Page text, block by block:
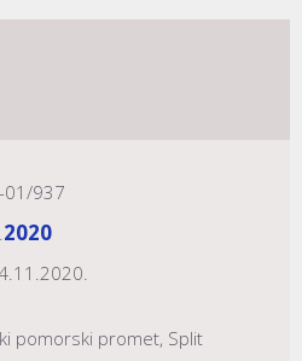
01/937
.2020
pomorski promet, Split